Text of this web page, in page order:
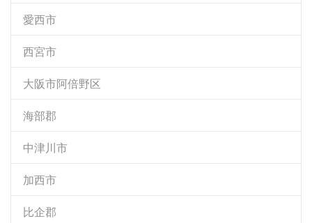
愛西市
西宮市
大阪市阿倍野区
海部郡
中津川市
加西市
比企郡